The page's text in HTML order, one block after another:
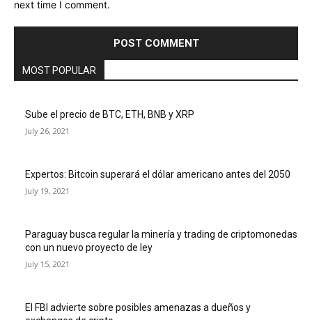
next time I comment.
MOST POPULAR
Sube el precio de BTC, ETH, BNB y XRP
July 26, 2021
Expertos: Bitcoin superará el dólar americano antes del 2050
July 19, 2021
Paraguay busca regular la minería y trading de criptomonedas
con un nuevo proyecto de ley
July 15, 2021
El FBI advierte sobre posibles amenazas a dueños y